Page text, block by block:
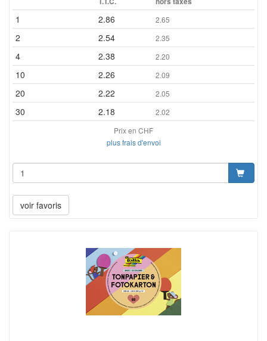
1 2.86 2.65
2 2.54 2.35
4 2.38 2.20
10 2.26 2.09
20 2.22 2.05
30 2.18
2.02
Prix en CHF
plus frais d'envoi
voir favoris